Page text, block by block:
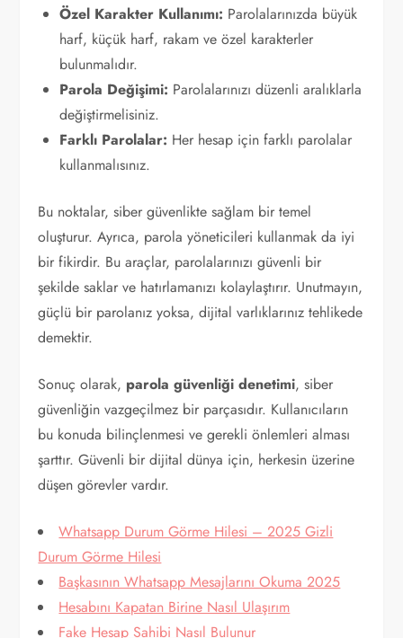
Özel Karakter Kullanımı: Parolalarınızda büyük
harf, küçük harf, rakam ve özel karakterler
bulunmalıdır.
Parola Değişimi: Parolalarınızı düzenli aralıklarla
değiştirmelisiniz.
Farklı Parolalar: Her hesap için farklı parolalar
kullanmalısınız.
Bu noktalar, siber güvenlikte sağlam bir temel
oluşturur. Ayrıca, parola yöneticileri kullanmak da iyi
bir fikirdir. Bu araçlar, parolalarınızı güvenli bir
şekilde saklar ve hatırlamanızı kolaylaştırır. Unutmayın,
güçlü bir parolanız yoksa, dijital varlıklarınız tehlikede
demektir.
Sonuç olarak, parola güvenliği denetimi, siber
güvenliğin vazgeçilmez bir parçasıdır. Kullanıcıların
bu konuda bilinçlenmesi ve gerekli önlemleri alması
şarttır. Güvenli bir dijital dünya için, herkesin üzerine
düşen görevler vardır.
Whatsapp Durum Görme Hilesi – 2025 Gizli
Durum Görme Hilesi
Başkasının Whatsapp Mesajlarını Okuma 2025
Hesabını Kapatan Birine Nasıl Ulaşırım
Fake Hesap Sahibi Nasıl Bulunur